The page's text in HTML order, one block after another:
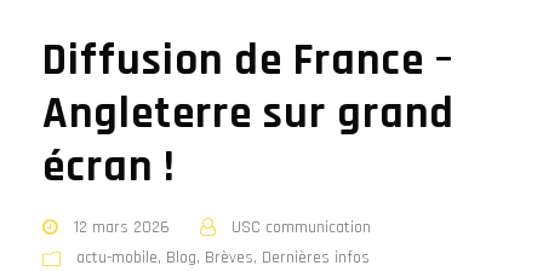
Diffusion de France –
Angleterre sur grand
écran !
12 mars 2026
USC communication
actu-mobile, Blog, Brèves, Dernières infos